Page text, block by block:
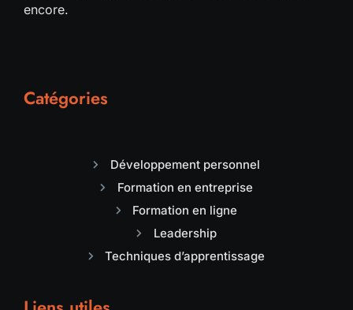
encore.
Catégories
Développement personnel
Formation en entreprise
Formation en ligne
Leadership
Techniques d’apprentissage